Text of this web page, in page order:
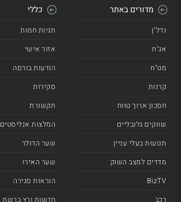
מדורים באתר
נדל"ן
אג"ח
מט"ח
קרנות
חסכון ארוך טווח
שווקים גלובליים
תנועות בעלי עניין
מדדים למצב השוק
BizTV
רכב
כללי
תגיות חמות
אזור אישי
הודעות בורסה
סקירות
תקשורת
המלצות אנליסטים
שער הדולר
שער האירו
הוראות סגירה
חדשות ורץ ברשת